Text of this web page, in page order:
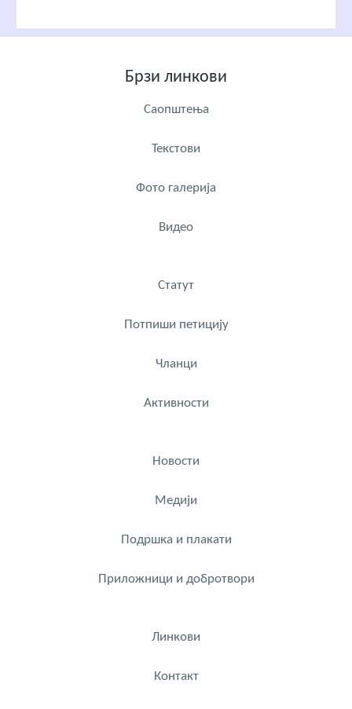
Брзи линкови
Саопштења
Текстови
Фото галерија
Видео
Статут
Потпиши петицију
Чланци
Активности
Новости
Медији
Подршка и плакати
Приложници и добротвори
Линкови
Контакт